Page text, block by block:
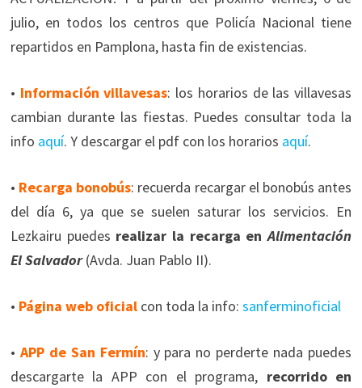
julio, en todos los centros que Policía Nacional tiene
repartidos en Pamplona, hasta fin de existencias.
• Información villavesas: los horarios de las villavesas
cambian durante las fiestas. Puedes consultar toda la
info aquí. Y descargar el pdf con los horarios aquí.
• Recarga bonobús: recuerda recargar el bonobús antes
del día 6, ya que se suelen saturar los servicios. En
Lezkairu puedes realizar la recarga enAlimentación
El Salvador(Avda. Juan Pablo II).
• Página web oficialcon toda la info: sanferminoficial
• APP de San Fermín: y para no perderte nada puedes
descargarte la APP con el programa, recorrido en